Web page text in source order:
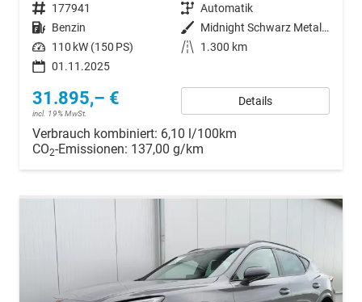
Fahrzeugnr. 177941 Getriebe Automatik
Kraftstoff Benzin Außenfarbe
Midnight Schwarz Metallic
Leistung 110 kW (150 PS) Kilometerstand
1.300 km
01.11.2025
31.895,– €
incl. 19% MwSt.
Details
Verbrauch kombiniert: 6,10 l/100km
CO2-Emissionen: 137,00 g/km